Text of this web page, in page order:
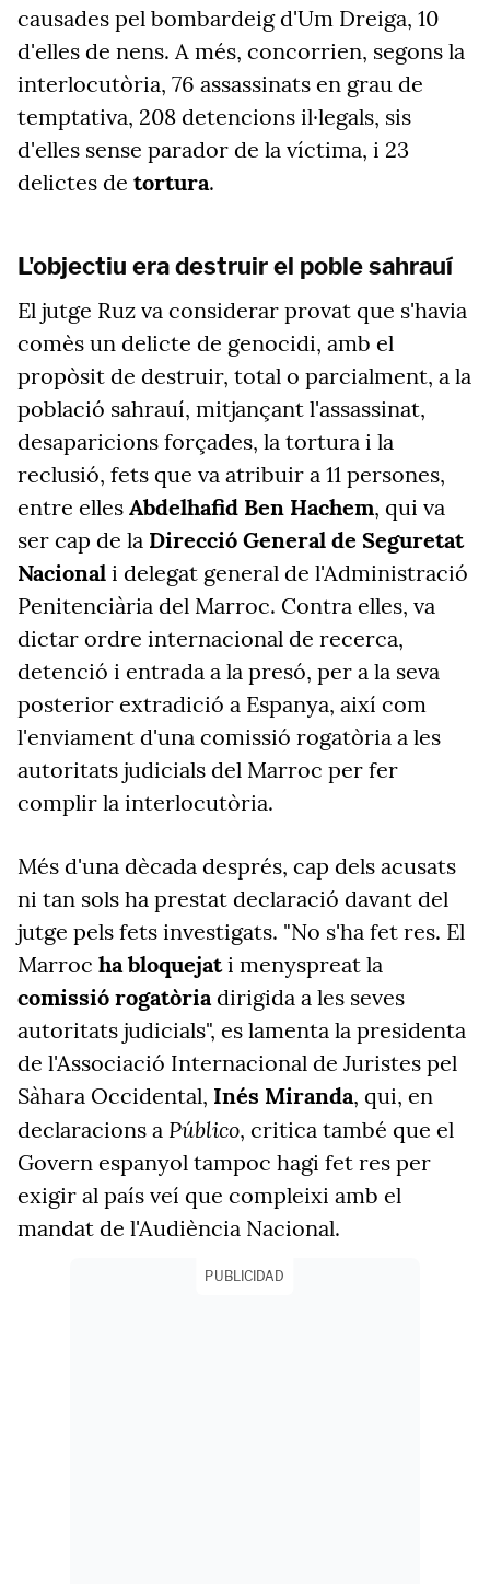
causades pel bombardeig d'Um Dreiga, 10
d'elles de nens. A més, concorrien, segons la
interlocutòria, 76 assassinats en grau de
temptativa, 208 detencions il·legals, sis
d'elles sense parador de la víctima, i 23
delictes de tortura.
L'objectiu era destruir el poble sahrauí
El jutge Ruz va considerar provat que s'havia
comès un delicte de genocidi, amb el
propòsit de destruir, total o parcialment, a la
població sahrauí, mitjançant l'assassinat,
desaparicions forçades, la tortura i la
reclusió, fets que va atribuir a 11 persones,
entre elles Abdelhafid Ben Hachem, qui va
ser cap de la Direcció General de Seguretat
Nacional i delegat general de l'Administració
Penitenciària del Marroc. Contra elles, va
dictar ordre internacional de recerca,
detenció i entrada a la presó, per a la seva
posterior extradició a Espanya, així com
l'enviament d'una comissió rogatòria a les
autoritats judicials del Marroc per fer
complir la interlocutòria.
Més d'una dècada després, cap dels acusats
ni tan sols ha prestat declaració davant del
jutge pels fets investigats. "No s'ha fet res. El
Marroc ha bloquejati menyspreat la
comissió rogatòriadirigida a les seves
autoritats judicials", es lamenta la presidenta
de l'Associació Internacional de Juristes pel
Sàhara Occidental, Inés Miranda, qui, en
declaracions a Público, critica també que el
Govern espanyol tampoc hagi fet res per
exigir al país veí que compleixi amb el
mandat de l'Audiència Nacional.
PUBLICIDAD